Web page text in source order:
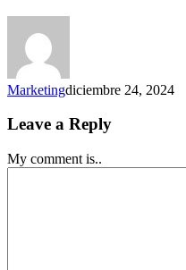
Marketingdiciembre 24, 2024
Leave a Reply
My comment is..